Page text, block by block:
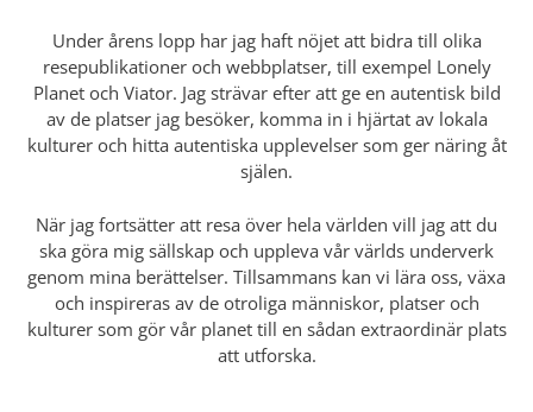
Under årens lopp har jag haft nöjet att bidra till olika
resepublikationer och webbplatser, till exempel Lonely
Planet och Viator. Jag strävar efter att ge en autentisk bild
av de platser jag besöker, komma in i hjärtat av lokala
kulturer och hitta autentiska upplevelser som ger näring åt
själen.
När jag fortsätter att resa över hela världen vill jag att du
ska göra mig sällskap och uppleva vår världs underverk
genom mina berättelser. Tillsammans kan vi lära oss, växa
och inspireras av de otroliga människor, platser och
kulturer som gör vår planet till en sådan extraordinär plats
att utforska.